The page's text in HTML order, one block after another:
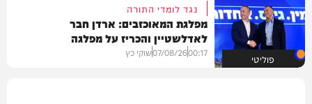
פוליטי
נגד לומדי התורה
מפלגת המאוכזבים: ארדן חבר
לאדלשטיין והכריז על מפלגה
00:17
07/08/26שוקי כץ